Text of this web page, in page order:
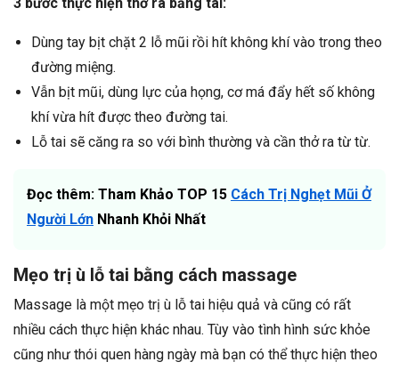
Dùng tay bịt chặt 2 lỗ mũi rồi hít không khí vào trong theo
đường miệng.
Vẫn bịt mũi, dùng lực của họng, cơ má đẩy hết số không
khí vừa hít được theo đường tai.
Lỗ tai sẽ căng ra so với bình thường và cần thở ra từ từ.
Đọc thêm: Tham Khảo TOP 15 Cách Trị Nghẹt Mũi Ở
Người Lớn Nhanh Khỏi Nhất
Mẹo trị ù lỗ tai bằng cách massage
Massage là một mẹo trị ù lỗ tai hiệu quả và cũng có rất
nhiều cách thực hiện khác nhau. Tùy vào tình hình sức khỏe
cũng như thói quen hàng ngày mà bạn có thể thực hiện theo